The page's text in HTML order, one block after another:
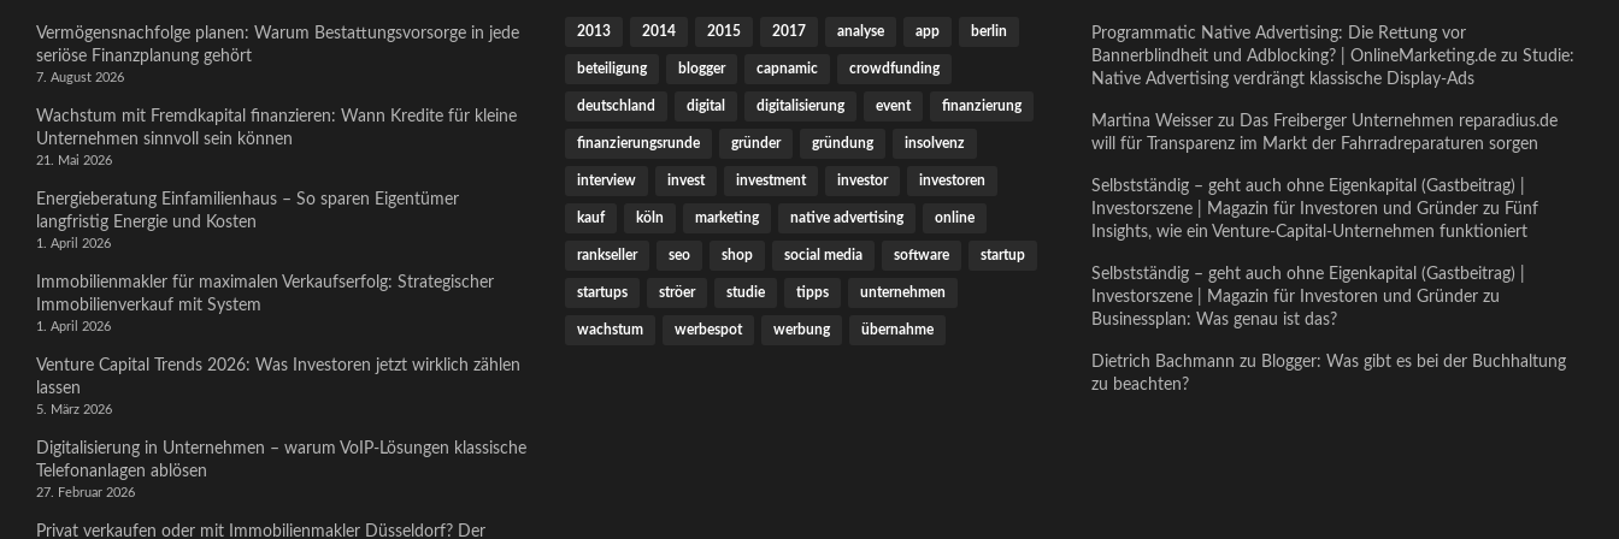
Vermögensnachfolge planen: Warum Bestattungsvorsorge in jede
seriöse Finanzplanung gehört
7. August 2026
Wachstum mit Fremdkapital finanzieren: Wann Kredite für kleine
Unternehmen sinnvoll sein können
21. Mai 2026
Energieberatung Einfamilienhaus – So sparen Eigentümer
langfristig Energie und Kosten
1. April 2026
Immobilienmakler für maximalen Verkaufserfolg: Strategischer
Immobilienverkauf mit System
1. April 2026
Venture Capital Trends 2026: Was Investoren jetzt wirklich zählen
lassen
5. März 2026
Digitalisierung in Unternehmen – warum VoIP-Lösungen klassische
Telefonanlagen ablösen
27. Februar 2026
Privat verkaufen oder mit Immobilienmakler Düsseldorf? Der
2013 2014 2015 2017 analyse app berlin
beteiligung blogger capnamic crowdfunding
deutschland digital digitalisierung event finanzierung
finanzierungsrunde gründer gründung insolvenz
interview invest investment investor investoren
kauf köln marketing native advertising online
rankseller seo shop social media software startup
startups ströer studie tipps unternehmen
wachstum werbespot werbung übernahme
Programmatic Native Advertising: Die Rettung vor
Bannerblindheit und Adblocking? | OnlineMarketing.de zu Studie:
Native Advertising verdrängt klassische Display-Ads
Martina Weisser zu Das Freiberger Unternehmen reparadius.de
will für Transparenz im Markt der Fahrradreparaturen sorgen
Selbstständig – geht auch ohne Eigenkapital (Gastbeitrag) |
Investorszene | Magazin für Investoren und Gründer zu Fünf
Insights, wie ein Venture-Capital-Unternehmen funktioniert
Selbstständig – geht auch ohne Eigenkapital (Gastbeitrag) |
Investorszene | Magazin für Investoren und Gründer zu
Businessplan: Was genau ist das?
Dietrich Bachmann zu Blogger: Was gibt es bei der Buchhaltung
zu beachten?